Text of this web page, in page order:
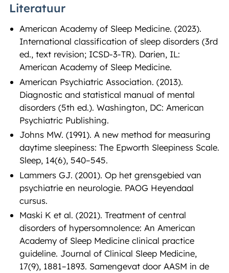
Literatuur
American Academy of Sleep Medicine. (2023).
International classification of sleep disorders (3rd
ed., text revision; ICSD-3-TR). Darien, IL:
American Academy of Sleep Medicine.
American Psychiatric Association. (2013).
Diagnostic and statistical manual of mental
disorders (5th ed.). Washington, DC: American
Psychiatric Publishing.
Johns MW. (1991). A new method for measuring
daytime sleepiness: The Epworth Sleepiness Scale.
Sleep, 14(6), 540–545.
Lammers GJ. (2001). Op het grensgebied van
psychiatrie en neurologie. PAOG Heyendaal
cursus.
Maski K et al. (2021). Treatment of central
disorders of hypersomnolence: An American
Academy of Sleep Medicine clinical practice
guideline. Journal of Clinical Sleep Medicine,
17(9), 1881–1893. Samengevat door AASM in de